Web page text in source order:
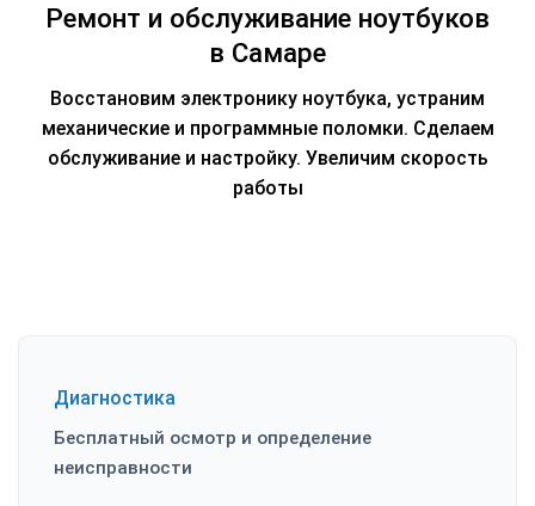
Ремонт и обслуживание ноутбуков
в Самаре
Восстановим электронику ноутбука, устраним
механические и программные поломки. Сделаем
обслуживание и настройку. Увеличим скорость
работы
Диагностика
Бесплатный осмотр и определение
неисправности